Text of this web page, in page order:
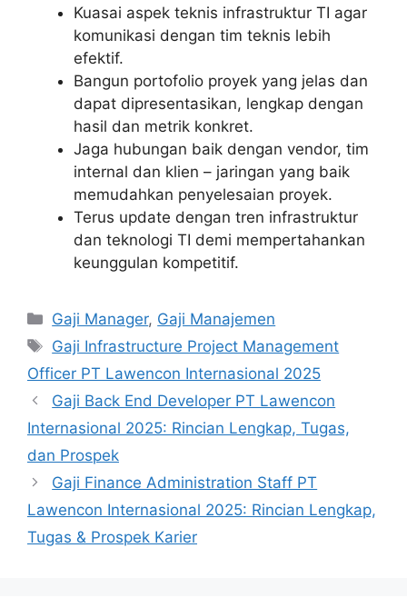
Kuasai aspek teknis infrastruktur TI agar
komunikasi dengan tim teknis lebih
efektif.
Bangun portofolio proyek yang jelas dan
dapat dipresentasikan, lengkap dengan
hasil dan metrik konkret.
Jaga hubungan baik dengan vendor, tim
internal dan klien – jaringan yang baik
memudahkan penyelesaian proyek.
Terus update dengan tren infrastruktur
dan teknologi TI demi mempertahankan
keunggulan kompetitif.
Kategori
Gaji Manager, Gaji Manajemen
Tag
Gaji Infrastructure Project Management
Officer PT Lawencon Internasional 2025
Gaji Back End Developer PT Lawencon
Internasional 2025: Rincian Lengkap, Tugas,
dan Prospek
Gaji Finance Administration Staff PT
Lawencon Internasional 2025: Rincian Lengkap,
Tugas & Prospek Karier